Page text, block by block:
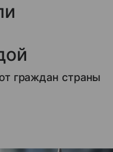
граждан страны